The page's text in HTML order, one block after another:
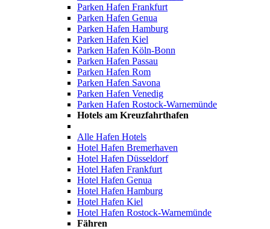
Parken Hafen Frankfurt
Parken Hafen Genua
Parken Hafen Hamburg
Parken Hafen Kiel
Parken Hafen Köln-Bonn
Parken Hafen Passau
Parken Hafen Rom
Parken Hafen Savona
Parken Hafen Venedig
Parken Hafen Rostock-Warnemünde
Hotels am Kreuzfahrthafen
Alle Hafen Hotels
Hotel Hafen Bremerhaven
Hotel Hafen Düsseldorf
Hotel Hafen Frankfurt
Hotel Hafen Genua
Hotel Hafen Hamburg
Hotel Hafen Kiel
Hotel Hafen Rostock-Warnemünde
Fähren